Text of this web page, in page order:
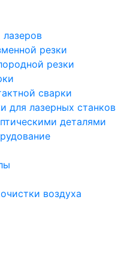
резки
резки
сварки
для лазерных станков
деталями
воздуха